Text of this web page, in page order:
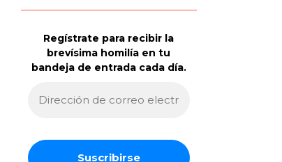
Regístrate para recibir la
brevísima homilía en tu
bandeja de entrada cada día.